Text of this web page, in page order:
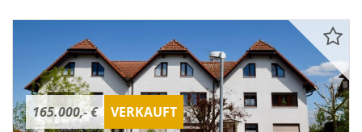
165.000,- € VERKAUFT